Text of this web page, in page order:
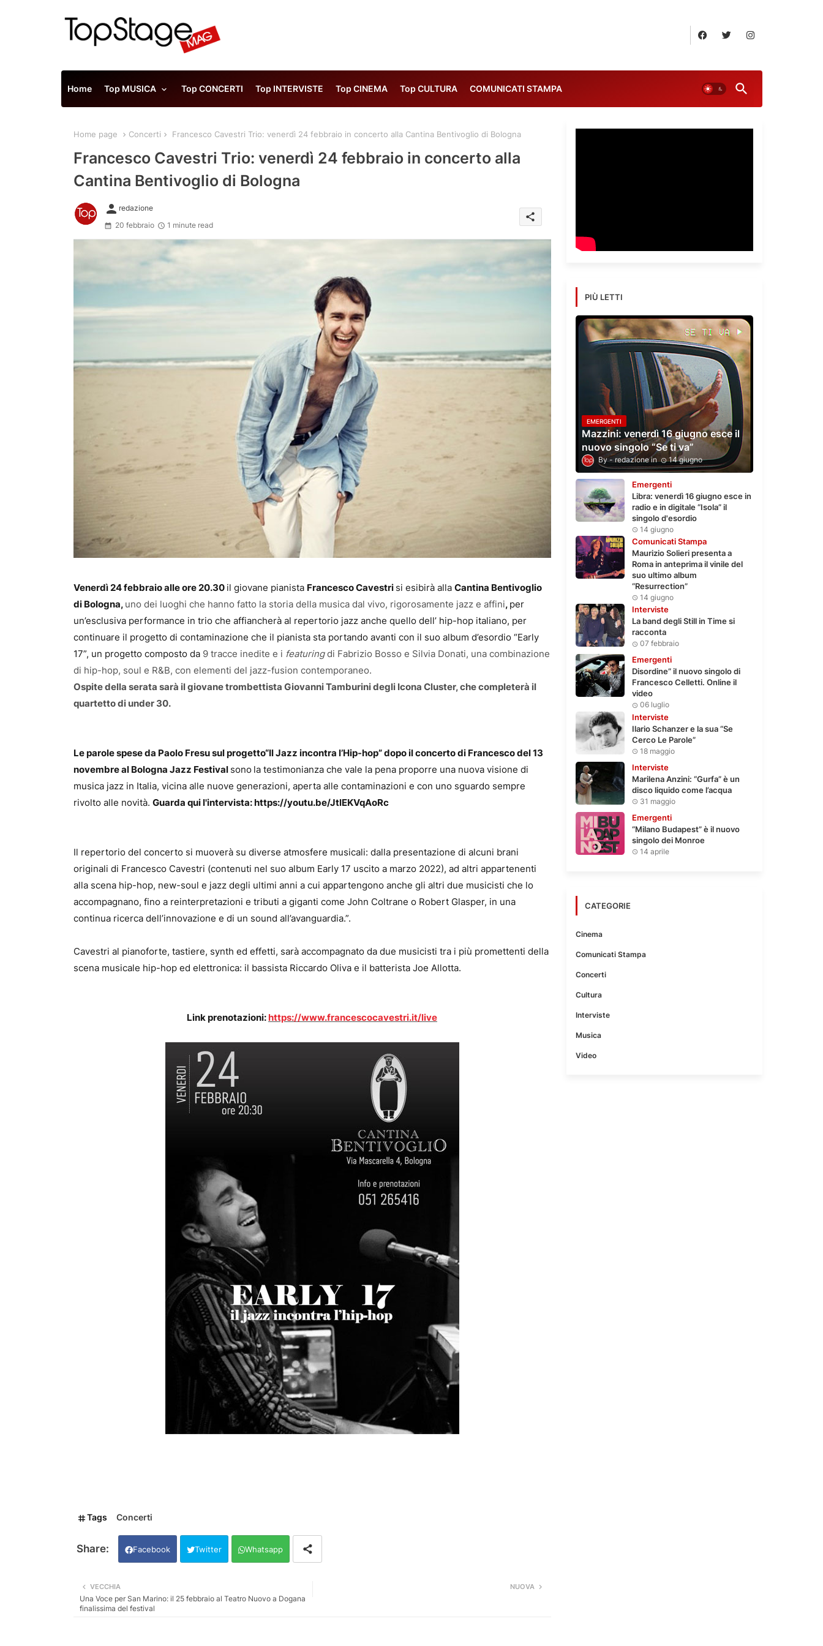
Home Top MUSICA Top CONCERTI Top INTERVISTE Top CINEMA Top CULTURA COMUNICATI STAMPA
Home page Concerti Francesco Cavestri Trio: venerdì 24 febbraio in concerto alla Cantina Bentivoglio di Bologna
Francesco Cavestri Trio: venerdì 24 febbraio in concerto alla
Cantina Bentivoglio di Bologna
person redazione
20 febbraio
1 minute read
share
Venerdì 24 febbraio alle ore 20.30 il giovane pianista Francesco Cavestri si esibirà alla Cantina Bentivoglio
di Bologna, uno dei luoghi che hanno fatto la storia della musica dal vivo, rigorosamente jazz e affini, per
un’esclusiva performance in trio che affiancherà al repertorio jazz anche quello dell’ hip-hop italiano, per
continuare il progetto di contaminazione che il pianista sta portando avanti con il suo album d’esordio “Early
17”, un progetto composto da9 tracce inedite e i featuringdi Fabrizio Bosso e Silvia Donati, una combinazione
di hip-hop, soul e R&B, con elementi del jazz-fusion contemporaneo.
Ospite della serata sarà il giovane trombettista Giovanni Tamburini degli Icona Cluster, che completerà il
quartetto di under 30.
Le parole spese da Paolo Fresu sul progetto“Il Jazz incontra l’Hip-hop” dopo il concerto di Francesco del 13
novembre al Bologna Jazz Festival sono la testimonianza che vale la pena proporre una nuova visione di
musica jazz in Italia, vicina alle nuove generazioni, aperta alle contaminazioni e con uno sguardo sempre
rivolto alle novità. Guarda qui l'intervista: https://youtu.be/JtlEKVqAoRc
Il repertorio del concerto si muoverà su diverse atmosfere musicali: dalla presentazione di alcuni brani
originali di Francesco Cavestri (contenuti nel suo album Early 17 uscito a marzo 2022), ad altri appartenenti
alla scena hip-hop, new-soul e jazz degli ultimi anni a cui appartengono anche gli altri due musicisti che lo
accompagnano, fino a reinterpretazioni e tributi a giganti come John Coltrane o Robert Glasper, in una
continua ricerca dell’innovazione e di un sound all’avanguardia.”.
Cavestri al pianoforte, tastiere, synth ed effetti, sarà accompagnato da due musicisti tra i più promettenti della
scena musicale hip-hop ed elettronica: il bassista Riccardo Oliva e il batterista Joe Allotta.
Link prenotazioni: https://www.francescocavestri.it/live
Tags Concerti
Facebook Twitter Whatsapp
NUOVA
VECCHIA
Una Voce per San Marino: il 25 febbraio al Teatro Nuovo a Dogana
finalissima del festival
PIÙ LETTI
EMERGENTI
Mazzini: venerdì 16 giugno esce il
nuovo singolo “Se ti va”
redazione 14 giugno
Emergenti
Libra: venerdì 16 giugno esce in
radio e in digitale “Isola” il
singolo d'esordio
14 giugno
Comunicati Stampa
Maurizio Solieri presenta a
Roma in anteprima il vinile del
suo ultimo album
“Resurrection”
14 giugno
Interviste
La band degli Still in Time si
racconta
07 febbraio
Emergenti
Disordine” il nuovo singolo di
Francesco Celletti. Online il
video
06 luglio
Interviste
Ilario Schanzer e la sua “Se
Cerco Le Parole”
18 maggio
Interviste
Marilena Anzini: “Gurfa” è un
disco liquido come l’acqua
31 maggio
Emergenti
“Milano Budapest” è il nuovo
singolo dei Monroe
14 aprile
CATEGORIE
Cinema
Comunicati Stampa
Concerti
Cultura
Interviste
Musica
Video